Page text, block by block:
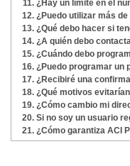
¿Hay un límite en el
¿Puedo utilizar más
¿Qué debo hacer si
¿A quién debo
¿Cuándo debo
¿Puedo programar un
¿Recibiré una
¿Qué motivos
¿Cómo cambio mi
Si no soy un usuario
¿Cómo garantiza ACI